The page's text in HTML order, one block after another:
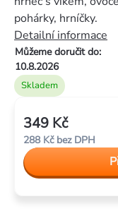
5
hvězdiček.
Skladem
Můžeme doručit do:
10.8.2026
pohárky, hrníčky.
Detailní informace
349 Kč
288 Kč bez DPH
cena: